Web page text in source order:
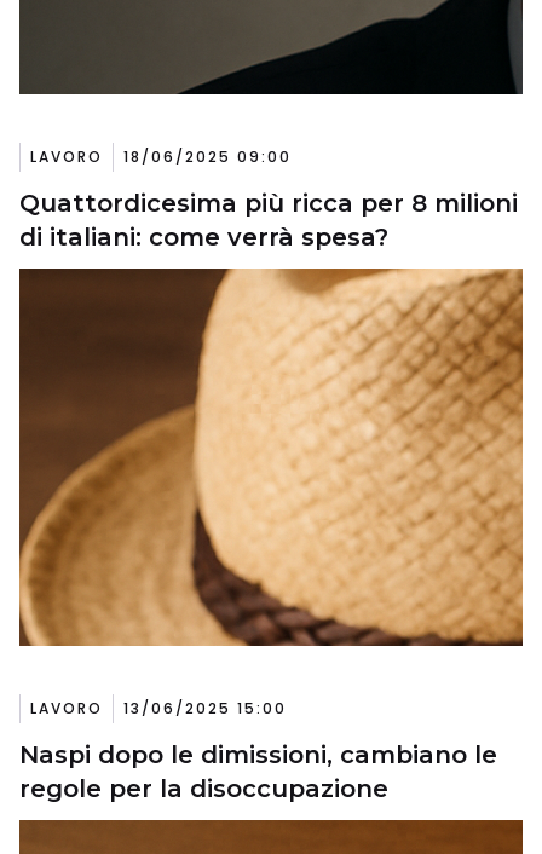
LAVORO 18/06/2025 09:00
Quattordicesima più ricca per 8 milioni
di italiani: come verrà spesa?
LAVORO 13/06/2025 15:00
Naspi dopo le dimissioni, cambiano le
regole per la disoccupazione